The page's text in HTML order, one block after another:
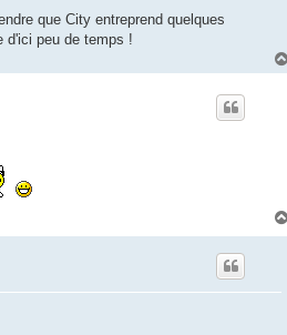
que City entreprend quelques
d'ici peu de temps !